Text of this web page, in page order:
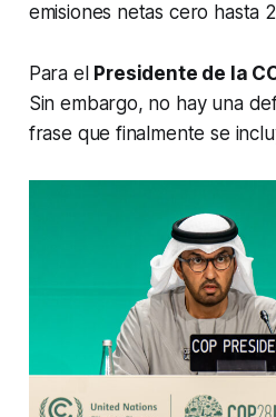
emisiones netas cero hasta
Para el Presidente de la
Sin embargo, no hay una
frase que finalmente se